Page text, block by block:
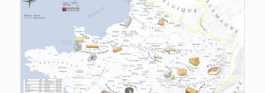
192.00 €